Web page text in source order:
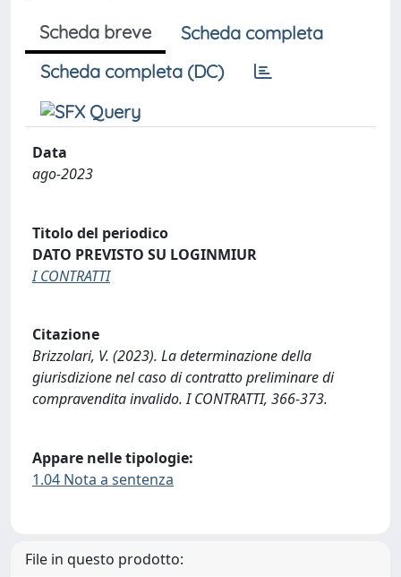
Scheda breve
Scheda completa
Scheda completa (DC)
Data
ago-2023
Titolo del periodico
DATO PREVISTO SU LOGINMIUR
I CONTRATTI
Citazione
Brizzolari, V. (2023). La determinazione della
giurisdizione nel caso di contratto preliminare di
compravendita invalido. I CONTRATTI, 366-373.
Appare nelle tipologie:
1.04 Nota a sentenza
File in questo prodotto: